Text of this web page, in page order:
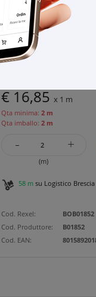
HAGER BOCCHIOTTI
Canale porta
€ 16,85x 1 m
Qta minima: 2 m
Qta imballo: 2 m
- +
(m)
58 msu Logistico Brescia
Cod. Rexel:
BOB01852
Cod. Produttore:
B01852
Cod. EAN: